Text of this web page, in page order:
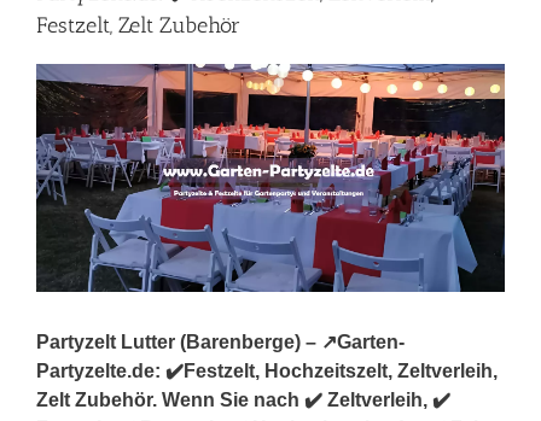
Festzelt, Zelt Zubehör
Partyzelt Lutter (Barenberge) – ↗️Garten-
Partyzelte.de: ✔️Festzelt, Hochzeitszelt, Zeltverleih,
Zelt Zubehör. Wenn Sie nach ✔️ Zeltverleih, ✔️